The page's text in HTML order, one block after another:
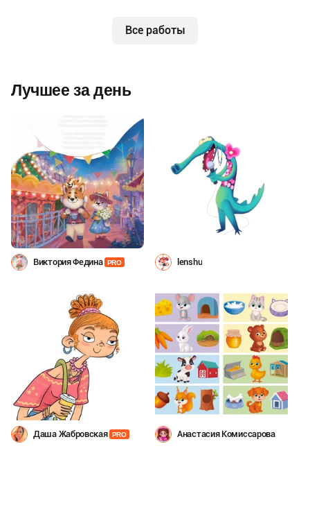
Все работы
Лучшее за день
Виктория Федина PRO lenshu
Даша Жабровская PRO Анастасия Комиссарова